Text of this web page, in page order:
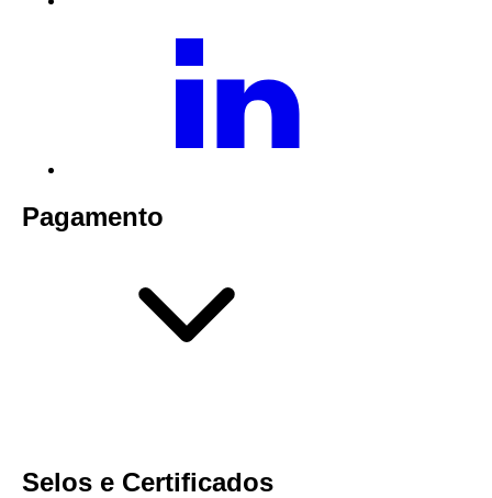
Pagamento
Selos e Certificados